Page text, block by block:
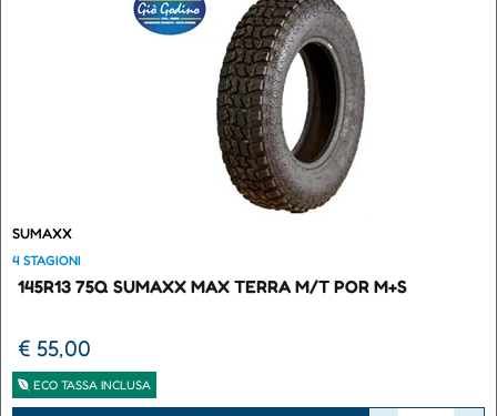
SUMAXX
4 STAGIONI
145R13 75Q SUMAXX MAX TERRA M/T POR M+S
€ 55,00
ECO TASSA INCLUSA